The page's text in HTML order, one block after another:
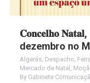
𝐂𝐨𝐧𝐜𝐞𝐥𝐡𝐨
dezembro no
Algerás, Despacho,
Mercado de Natal ,
By Gabinete